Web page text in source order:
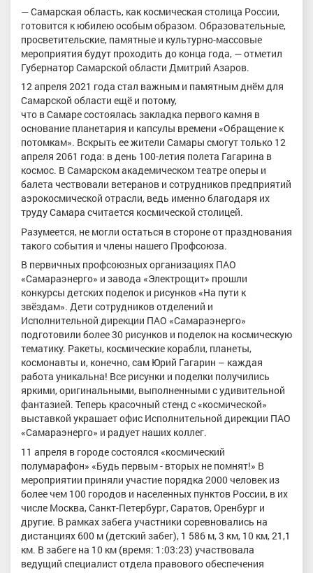
— Самарская область, как космическая столица России,
готовится к юбилею особым образом. Образовательные,
просветительские, памятные и культурно-массовые
мероприятия будут проходить до конца года, — отметил
Губернатор Самарской области Дмитрий Азаров.
12 апреля 2021 года стал важным и памятным днём для
Самарской области ещё и потому,
что в Самаре состоялась закладка первого камня в
основание планетария и капсулы времени «Обращение к
потомкам». Вскрыть ее жители Самары смогут только 12
апреля 2061 года: в день 100-летия полета Гагарина в
космос. В Самарском академическом театре оперы и
балета чествовали ветеранов и сотрудников предприятий
аэрокосмической отрасли, ведь именно благодаря их
труду Самара считается космической столицей.
Разумеется, не могли остаться в стороне от празднования
такого события и члены нашего Профсоюза.
В первичных профсоюзных организациях ПАО
«Самараэнерго» и завода «Электрощит» прошли
конкурсы детских поделок и рисунков «На пути к
звёздам». Дети сотрудников отделений и
Исполнительной дирекции ПАО «Самараэнерго»
подготовили более 30 рисунков и поделок на космическую
тематику. Ракеты, космические корабли, планеты,
космонавты и, конечно, сам Юрий Гагарин – каждая
работа уникальна! Все рисунки и поделки получились
яркими, оригинальными, выполненными с удивительной
фантазией. Теперь красочный стенд с «космической»
выставкой украшает офис Исполнительной дирекции ПАО
«Самараэнерго» и радует наших коллег.
11 апреля в городе состоялся «космический
полумарафон» «Будь первым - вторых не помнят!» В
мероприятии приняли участие порядка 2000 человек из
более чем 100 городов и населенных пунктов России, в их
числе Москва, Санкт-Петербург, Саратов, Оренбург и
другие. В рамках забега участники соревновались на
дистанциях 600 м (детский забег), 1 586 м, 3 км, 10 км, 21,1
км. В забеге на 10 км (время: 1:03:23) участвовала
ведущий специалист отдела правового обеспечения